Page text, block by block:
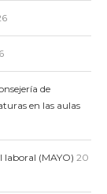
de
en las aulas
laboral (MAYO) 20